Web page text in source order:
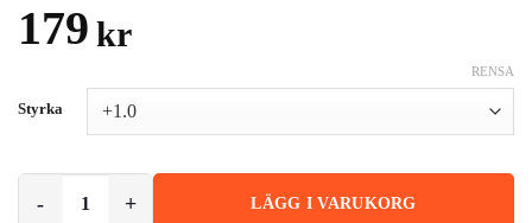
179 kr
Styrka
RENSA
LÄGG I VARUKORG